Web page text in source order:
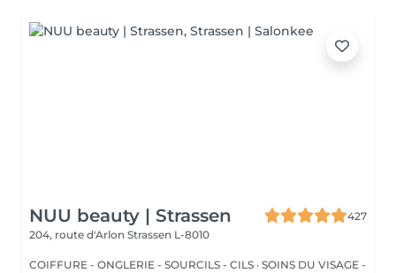
NUU beauty | Strassen
427
204, route d'Arlon Strassen L-8010
COIFFURE - ONGLERIE - SOURCILS - CILS · SOINS DU VISAGE -